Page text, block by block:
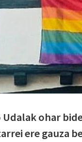
ohar
ere gauza